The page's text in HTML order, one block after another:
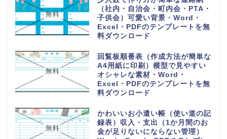
購入や買い出しリスト（かわいい
お買い物チェック表）1週間の献
立の買い物一覧表・Word・
Excel・PDFのテンプレートを無
手紙を手書きで作成する時に使え
るオシャレな便箋（A4サイズの
用紙）小学生の子供・Word・
Excel・PDFのテンプレートを無
PDFをA4用紙に印刷し手書き作
成！可愛い家計簿（作成方法や作